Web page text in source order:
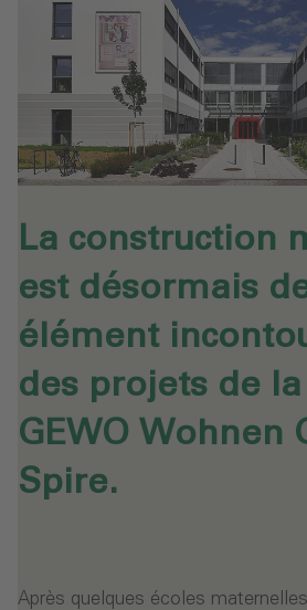
La construction
est désormais
élément
des projets de
GEWO Wohnen
Spire.
Après quelques écoles